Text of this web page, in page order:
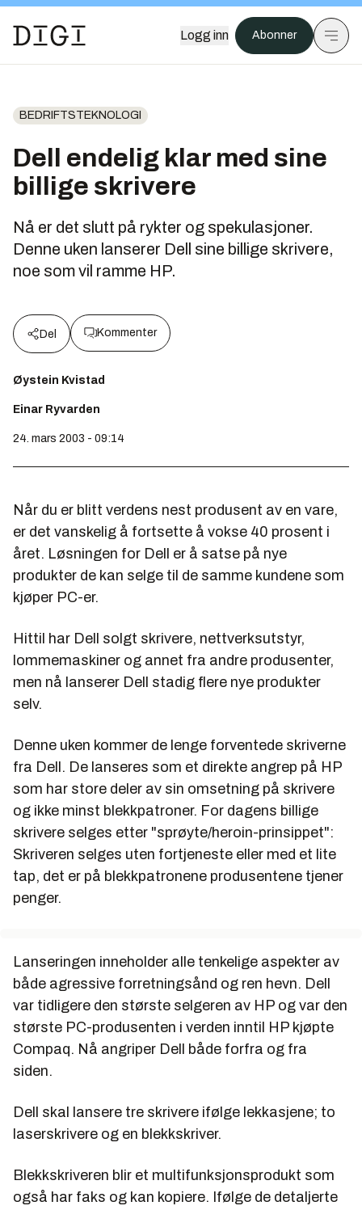
Logg inn Abonner
BEDRIFTSTEKNOLOGI
Dell endelig klar med sine
billige skrivere
Nå er det slutt på rykter og spekulasjoner.
Denne uken lanserer Dell sine billige skrivere,
noe som vil ramme HP.
Del Kommenter
Øystein Kvistad
Einar Ryvarden
24. mars 2003 - 09:14
Når du er blitt verdens nest produsent av en vare,
er det vanskelig å fortsette å vokse 40 prosent i
året. Løsningen for Dell er å satse på nye
produkter de kan selge til de samme kundene som
kjøper PC-er.
Hittil har Dell solgt skrivere, nettverksutstyr,
lommemaskiner og annet fra andre produsenter,
men nå lanserer Dell stadig flere nye produkter
selv.
Denne uken kommer de lenge forventede skriverne
fra Dell. De lanseres som et direkte angrep på HP
som har store deler av sin omsetning på skrivere
og ikke minst blekkpatroner. For dagens billige
skrivere selges etter "sprøyte/heroin-prinsippet":
Skriveren selges uten fortjeneste eller med et lite
tap, det er på blekkpatronene produsentene tjener
penger.
Lanseringen inneholder alle tenkelige aspekter av
både agressive forretningsånd og ren hevn. Dell
var tidligere den største selgeren av HP og var den
største PC-produsenten i verden inntil HP kjøpte
Compaq. Nå angriper Dell både forfra og fra
siden.
Dell skal lansere tre skrivere ifølge lekkasjene; to
laserskrivere og en blekkskriver.
Blekkskriveren blir et multifunksjonsprodukt som
også har faks og kan kopiere. Ifølge de detaljerte